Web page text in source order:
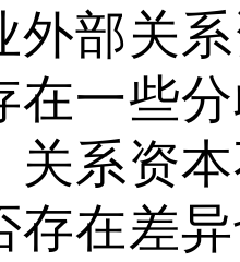
外部关
在一些
关系资
存在差